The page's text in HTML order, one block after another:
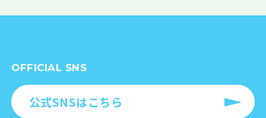
OFFICIAL SNS
公式SNSはこちら